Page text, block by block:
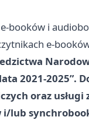
booków i
e-
2021-2025”.
oraz
lub